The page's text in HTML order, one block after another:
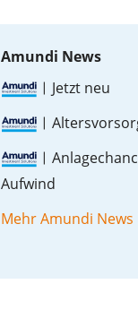
Amundi News
Jetzt neu
Aufwind
Mehr Amundi News